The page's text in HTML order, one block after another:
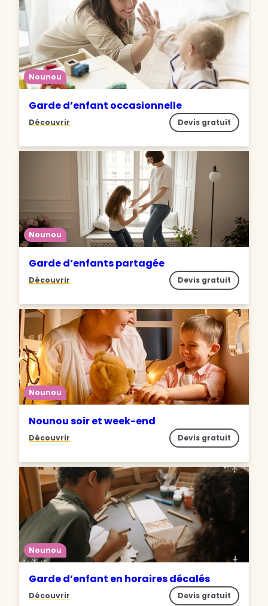
Nounou
Garde d’enfant occasionnelle
Découvrir Devis gratuit
Nounou
Garde d’enfants partagée
Découvrir Devis gratuit
Nounou
Nounou soir et week-end
Découvrir Devis gratuit
Nounou
Garde d’enfant en horaires décalés
Découvrir Devis gratuit